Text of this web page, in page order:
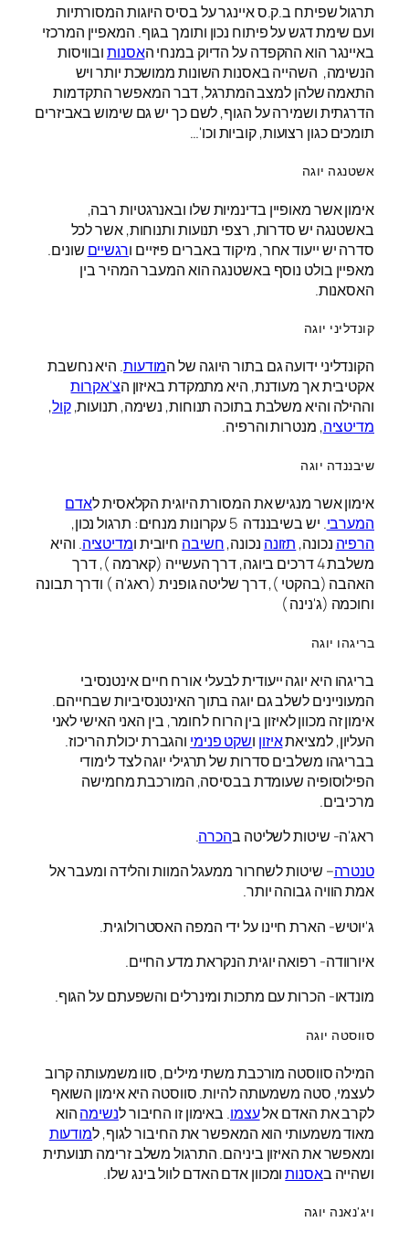
תרגול שפיתח ב.ק.ס איינגר על בסיס היוגות המסורתיות
ועם שימת דגש על פיתוח נכון ותומך בגוף. המאפיין המרכזי
באיינגר הוא ההקפדה על הדיוק במנחי האסנותובוויסות
הנשימה, השהייה באסנות השונות ממושכת יותר ויש
התאמה שלהן למצב המתרגל, דבר המאפשר התקדמות
הדרגתית ושמירה על הגוף, לשם כך יש גם שימוש באביזרים
תומכים כגון רצועות, קוביות וכו'…
אשטנגה יוגה
אימון אשר מאופיין בדינמיות שלו ובאנרגטיות רבה,
באשטנגה יש סדרות, רצפי תנועות ותנוחות, אשר לכל
סדרה יש ייעוד אחר, מיקוד באברים פיזיים ורגשיים שונים.
מאפיין בולט נוסף באשטנגה הוא המעבר המהיר בין
האסאנות.
קונדליני יוגה
הקונדליני ידועה גם בתור היוגה של המודעות. היא נחשבת
אקטיבית אך מעודנת, היא מתמקדת באיזון הצ'אקרות
וההילה והיא משלבת בתוכה תנוחות, נשימה, תנועות,קול,
מדיטציה, מנטרות והרפיה.
שיבננדה יוגה
אימון אשר מנגיש את המסורת היוגית הקלאסית לאדם
המערבי. יש בשיבננדה 5 עקרונות מנחים: תרגול נכון,
הרפיה נכונה, תזונה נכונה,חשיבה חיובית ומדיטציה. והיא
משלבת 4 דרכים ביוגה, דרך העשייה (קארמה ), דרך
האהבה (בהקטי ), דרך שליטה גופנית (ראג'ה ) ודרך תבונה
וחוכמה (ג'נינה )
בריגהו יוגה
בריגהו היא יוגה ייעודית לבעלי אורח חיים אינטנסיבי
המעוניינים לשלב גם יוגה בתוך האינטנסיביות שבחייהם.
אימון זה מכוון לאיזון בין הרוח לחומר, בין האני האישי לאני
העליון, למציאתאיזון ושקט פנימי והגברת יכולת הריכוז.
בבריגהו משלבים סדרות של תרגילי יוגה לצד לימודי
הפילוסופיה שעומדת בבסיסה, המורכבת מחמישה
מרכיבים.
ראג'ה- שיטות לשליטה בהכרה.
טנטרה– שיטות לשחרור ממעגל המוות והלידה ומעבר אל
אמת הוויה גבוהה יותר.
ג'יוטיש- הארת חיינו על ידי המפה האסטרולוגית.
איורוודה- רפואה יוגית הנקראת מדע החיים.
מונדאו- הכרות עם מתכות ומינרלים והשפעתם על הגוף.
סווסטה יוגה
המילה סווסטה מורכבת משתי מילים, סוו משמעותה קרוב
לעצמי, סטה משמעותה להיות. סווסטה היא אימון השואף
לקרב את האדם אלעצמו. באימון זו החיבור לנשימההוא
מאוד משמעותי הוא המאפשר את החיבור לגוף, למודעות
ומאפשר את האיזון ביניהם. התרגול משלב זרימה תנועתית
ושהייה באסנותומכוון אדם האדם לוול בינג שלו.
ויג'נאנה יוגה